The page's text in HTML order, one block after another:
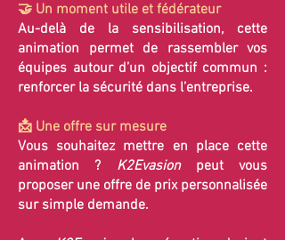
🤝 Un moment utile et fédérateur
Au-delà de la sensibilisation, cette
animation permet de rassembler vos
équipes autour d’un objectif commun :
renforcer la sécurité dans l’entreprise.
📩 Une offre sur mesure
Vous souhaitez mettre en place cette
animation ? K2Evasionpeut vous
proposer une offre de prix personnalisée
sur simple demande.